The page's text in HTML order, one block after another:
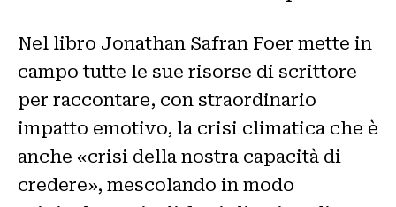
Nel libro Jonathan Safran Foer mette in
campo tutte le sue risorse di scrittore
per raccontare, con straordinario
impatto emotivo, la crisi climatica che è
anche «crisi della nostra capacità di
credere», mescolando in modo